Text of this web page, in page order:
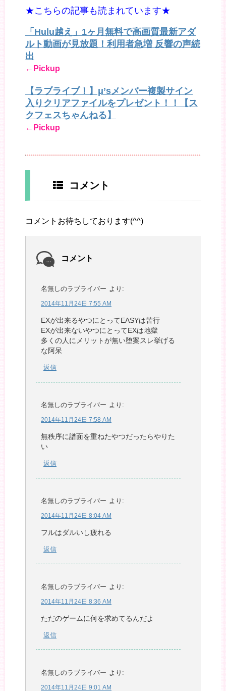
★こちらの記事も読まれています★
「Hulu越え」1ヶ月無料で高画質最新アダ
ルト動画が見放題！利用者急増 反響の声続
出
←Pickup
【ラブライブ！】μ’sメンバー複製サイン
入りクリアファイルをプレゼント！！【ス
クフェスちゃんねる】
←Pickup
コメント
コメントお待ちしております(^^)
コメント
名無しのラブライバー より:
2014年11月24日 7:55 AM
EXが出来るやつにとってEASYは苦行
EXが出来ないやつにとってEXは地獄
多くの人にメリットが無い堕案スレ挙げる
な阿呆
返信
名無しのラブライバー より:
2014年11月24日 7:58 AM
無秩序に譜面を重ねたやつだったらやりた
い
返信
名無しのラブライバー より:
2014年11月24日 8:04 AM
フルはダルいし疲れる
返信
名無しのラブライバー より:
2014年11月24日 8:36 AM
ただのゲームに何を求めてるんだよ
返信
名無しのラブライバー より:
2014年11月24日 9:01 AM